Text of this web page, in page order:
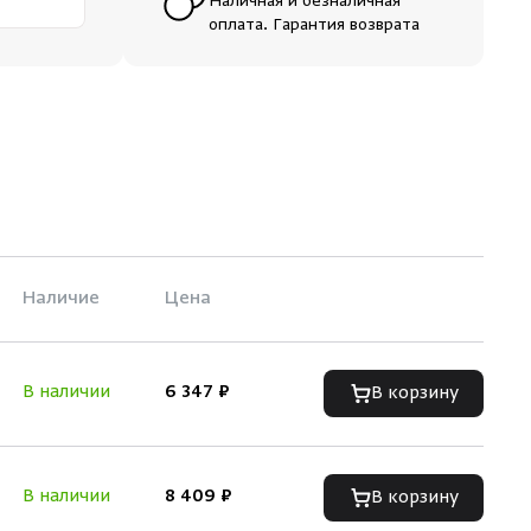
оплата. Гарантия возврата
Наличие Цена
В наличии 6 347 ₽ В корзину
В наличии 8 409 ₽ В корзину